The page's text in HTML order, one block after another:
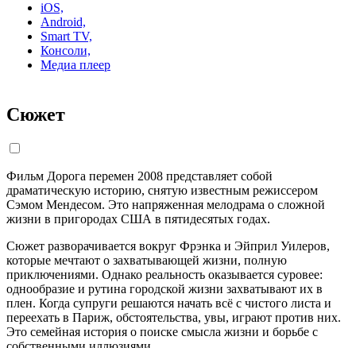
iOS,
Android,
Smart TV,
Консоли,
Медиа плеер
Сюжет
Фильм Дорога перемен 2008 представляет собой
драматическую историю, снятую известным режиссером
Сэмом Мендесом. Это напряженная мелодрама о сложной
жизни в пригородах США в пятидесятых годах.
Сюжет разворачивается вокруг Фрэнка и Эйприл Уилеров,
которые мечтают о захватывающей жизни, полную
приключениями. Однако реальность оказывается суровее:
однообразие и рутина городской жизни захватывают их в
плен. Когда супруги решаются начать всё с чистого листа и
переехать в Париж, обстоятельства, увы, играют против них.
Это семейная история о поиске смысла жизни и борьбе с